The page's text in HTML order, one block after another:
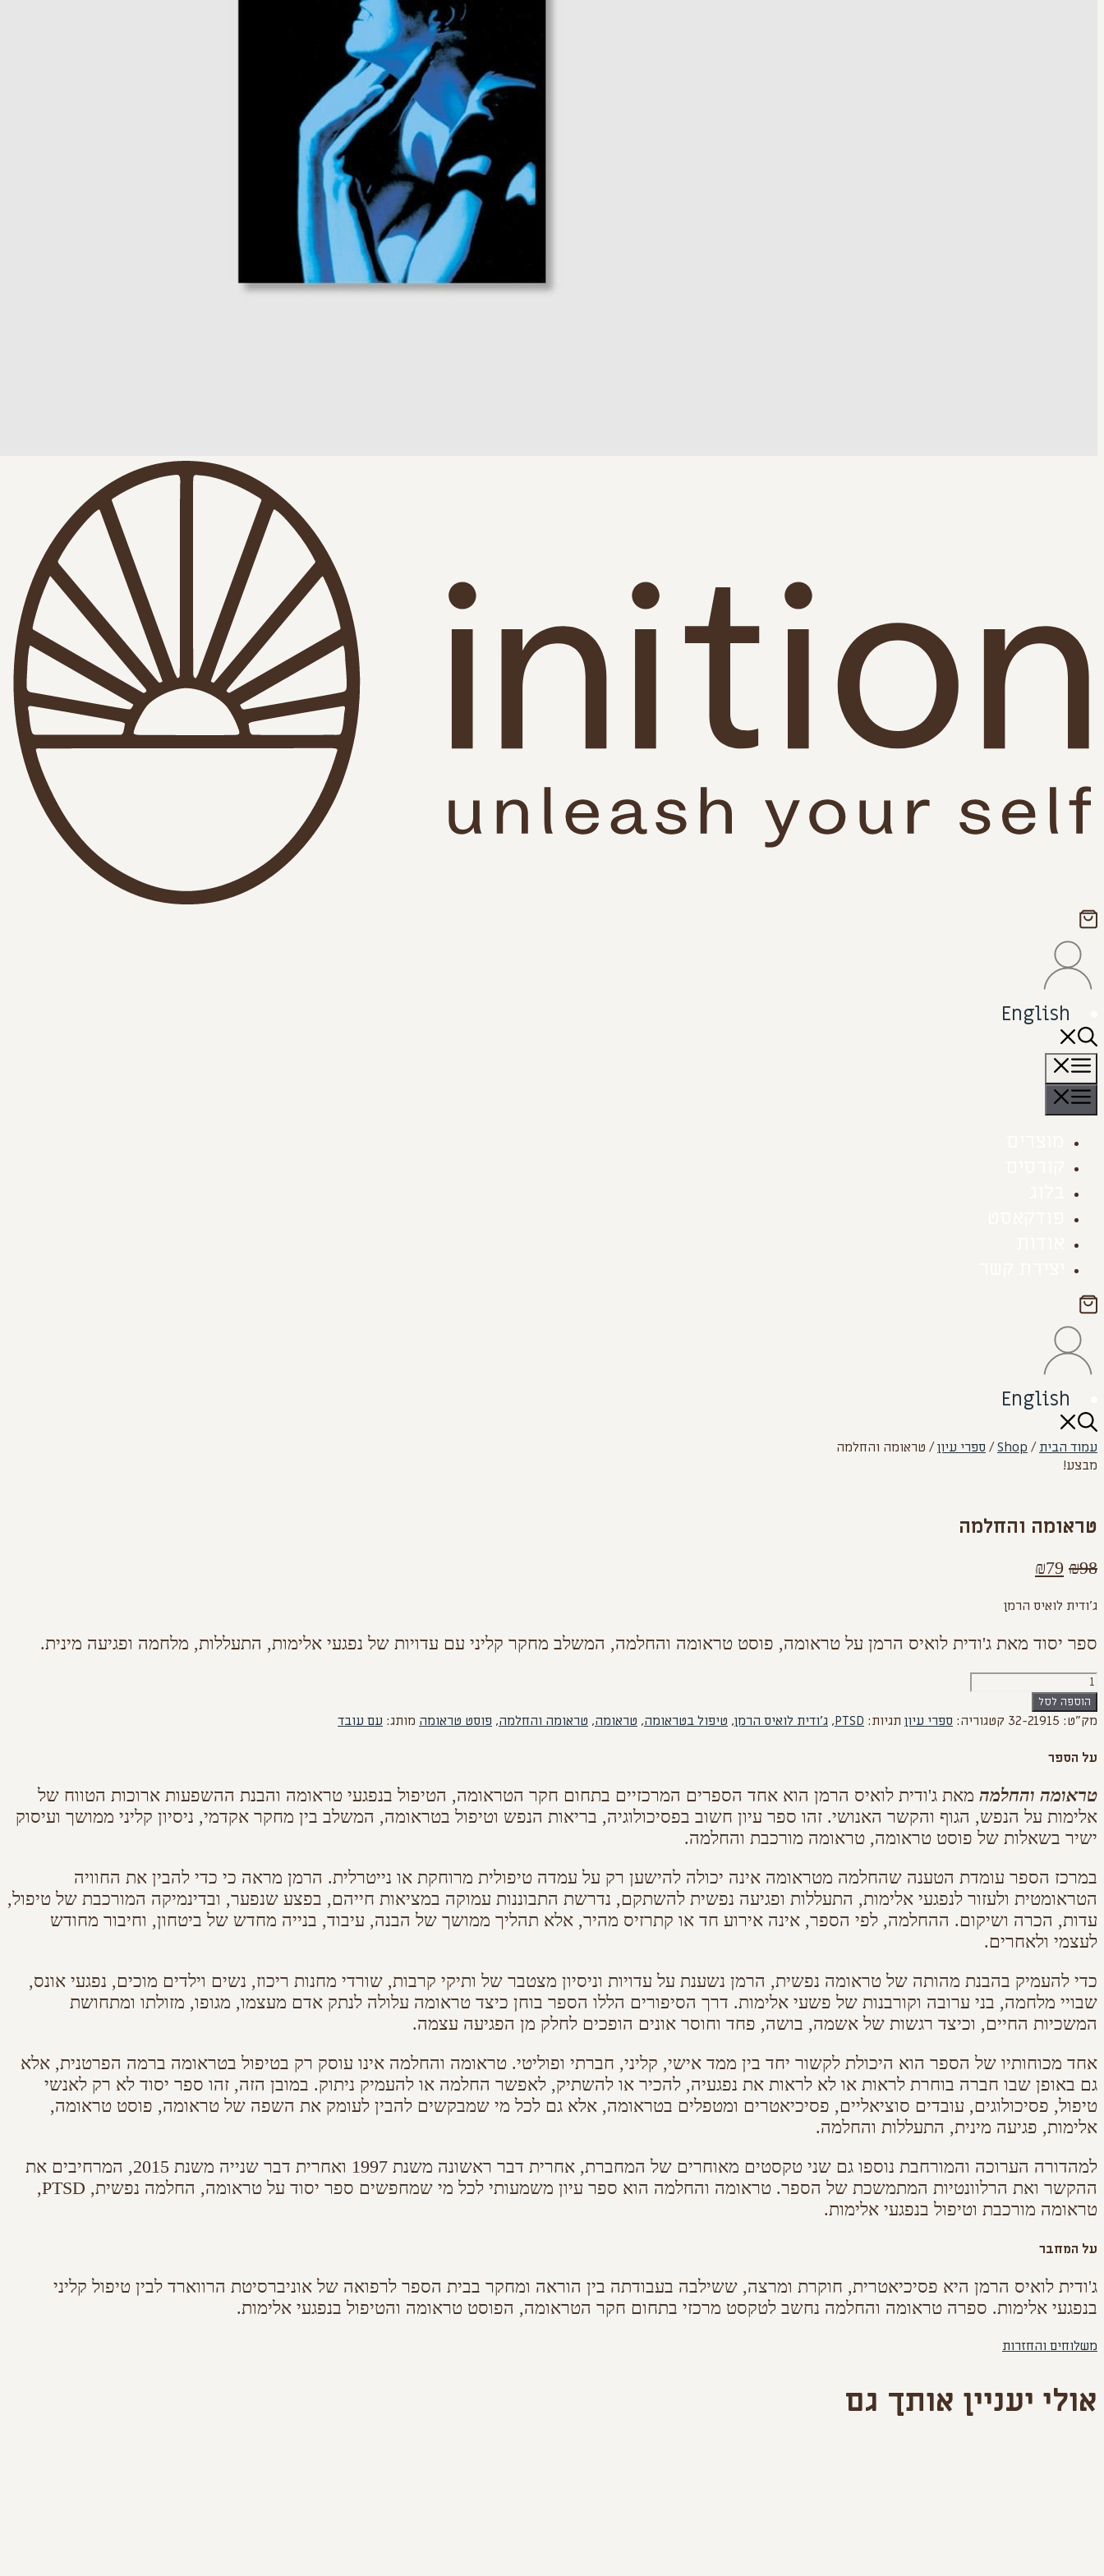
English
English
עמוד הבית/
Shop
/ ספרי עיון/ טראומה והחלמה
מבצע!
טראומה והחלמה
₪98
המחיר
היה:
₪79
הוא:
ג'ודית לואיס הרמן
ספר יסוד מאת ג'ודית לואיס הרמן על טראומה, פוסט טראומה והחלמה, המשלב מחקר קליני עם עדויות של נפגעי אלימות, התעללות, מלחמה ופגיעה מינית.
כמות
של
טראומה
הוספה לסל
מק"ט: 32-21915 קטגוריה: ספרי עיון תגיות: PTSD
, ג'ודית לואיס הרמן, טיפול בטראומה, טראומה, טראומה והחלמה, פוסט טראומה מותג: עם עובד
על הספר
טראומה והחלמה מאת ג'ודית לואיס הרמן הוא אחד הספרים המרכזיים בתחום חקר הטראומה, הטיפול בנפגעי טראומה והבנת ההשפעות ארוכות הטווח של
אלימות על הנפש, הגוף והקשר האנושי. זהו ספר עיון חשוב בפסיכולוגיה, בריאות הנפש וטיפול בטראומה, המשלב בין מחקר אקדמי, ניסיון קליני ממושך ועיסוק
ישיר בשאלות של פוסט טראומה, טראומה מורכבת והחלמה.
במרכז הספר עומדת הטענה שהחלמה מטראומה אינה יכולה להישען רק על עמדה טיפולית מרוחקת או נייטרלית. הרמן מראה כי כדי להבין את החוויה
הטראומטית ולעזור לנפגעי אלימות, התעללות ופגיעה נפשית להשתקם, נדרשת התבוננות עמוקה במציאות חייהם, בפצע שנפער, ובדינמיקה המורכבת של טיפול,
עדות, הכרה ושיקום. ההחלמה, לפי הספר, אינה אירוע חד או קתרזיס מהיר, אלא תהליך ממושך של הבנה, עיבוד, בנייה מחדש של ביטחון, וחיבור מחודש
לעצמי ולאחרים.
כדי להעמיק בהבנת מהותה של טראומה נפשית, הרמן נשענת על עדויות וניסיון מצטבר של ותיקי קרבות, שורדי מחנות ריכוז, נשים וילדים מוכים, נפגעי אונס,
שבויי מלחמה, בני ערובה וקורבנות של פשעי אלימות. דרך הסיפורים הללו הספר בוחן כיצד טראומה עלולה לנתק אדם מעצמו, מגופו, מזולתו ומתחושת
המשכיות החיים, וכיצד רגשות של אשמה, בושה, פחד וחוסר אונים הופכים לחלק מן הפגיעה עצמה.
אחד מכוחותיו של הספר הוא היכולת לקשור יחד בין ממד אישי, קליני, חברתי ופוליטי. טראומה והחלמה אינו עוסק רק בטיפול בטראומה ברמה הפרטנית, אלא
גם באופן שבו חברה בוחרת לראות או לא לראות את נפגעיה, להכיר או להשתיק, לאפשר החלמה או להעמיק ניתוק. במובן הזה, זהו ספר יסוד לא רק לאנשי
טיפול, פסיכולוגים, עובדים סוציאליים, פסיכיאטרים ומטפלים בטראומה, אלא גם לכל מי שמבקשים להבין לעומק את השפה של טראומה, פוסט טראומה,
אלימות, פגיעה מינית, התעללות והחלמה.
למהדורה הערוכה והמורחבת נוספו גם שני טקסטים מאוחרים של המחברת, אחרית דבר ראשונה משנת 1997 ואחרית דבר שנייה משנת 2015, המרחיבים את
ההקשר ואת הרלוונטיות המתמשכת של הספר. טראומה והחלמה הוא ספר עיון משמעותי לכל מי שמחפשים ספר יסוד על טראומה, החלמה נפשית, PTSD,
טראומה מורכבת וטיפול בנפגעי אלימות.
על המחבר
ג'ודית לואיס הרמן היא פסיכיאטרית, חוקרת ומרצה, ששילבה בעבודתה בין הוראה ומחקר בבית הספר לרפואה של אוניברסיטת הרווארד לבין טיפול קליני
בנפגעי אלימות. ספרה טראומה והחלמה נחשב לטקסט מרכזי בתחום חקר הטראומה, הפוסט טראומה והטיפול בנפגעי אלימות.
משלוחים והחזרות
אולי יעניין אותך גם